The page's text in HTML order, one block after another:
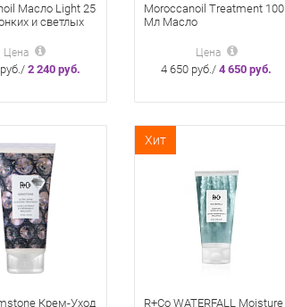
Масло Light 25
и светлых
Цена
2 240 руб.
Moroccanoil Treatment 100
Мл Масло
Всех Типов Волос
Цена
4 650 руб./4 650 руб.
Крем-Уход
Хит
R+Co WATERFALL Moisture